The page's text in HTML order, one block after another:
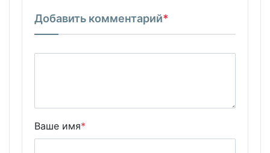
Добавить комментарий*
Ваше имя*